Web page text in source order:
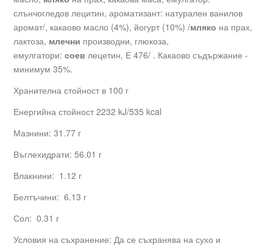
слънчогледов лецитин, ароматизант: натурален ванилов
аромат/, какаово масло (4%), йогурт (10%) /мляко на прах,
лактоза, млечни производни, глюкоза,
емулгатори: соев лецетин, Е 476/ . Какаово съдържание -
минимум 35%.
Хранителна стойност в 100 г
Енергийна стойност 2232 kJ/535 kcal
Мазнини: 31.77 г
Въглехидрати: 56.01 г
Влакнини: 1.12 г
Белтъчини: 6.13 г
Сол: 0.31 г
Условия на съхранение: Да се съхранява на сухо и